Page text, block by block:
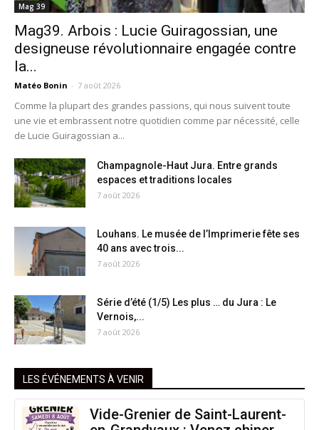
Mag 39
Mag39. Arbois : Lucie Guiragossian, une
designeuse révolutionnaire engagée contre
la...
Matéo Bonin - 7 août 2026
Comme la plupart des grandes passions, qui nous suivent toute
une vie et embrassent notre quotidien comme par nécessité, celle
de Lucie Guiragossian a...
Champagnole-Haut Jura. Entre grands
espaces et traditions locales
7 août 2026
Louhans. Le musée de l’Imprimerie fête ses
40 ans avec trois...
7 août 2026
Série d’été (1/5) Les plus … du Jura : Le
Vernois,...
7 août 2026
LES ÉVÉNEMENTS À VENIR
Vide-Grenier de Saint-Laurent-